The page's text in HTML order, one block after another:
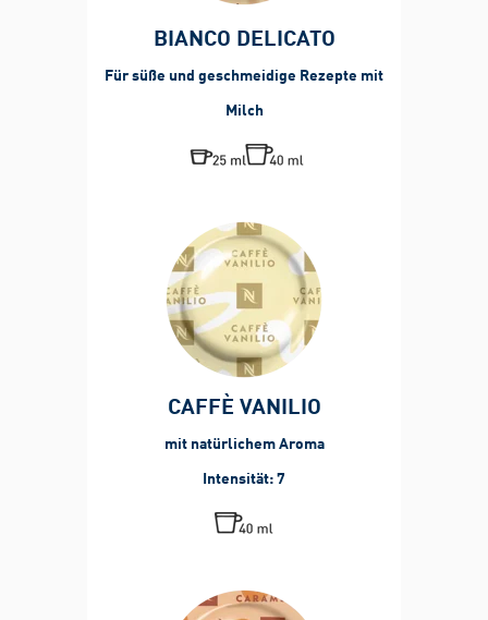
BIANCO DELICATO
Für süße und geschmeidige Rezepte mit
Milch
CAFFÈ VANILIO
mit natürlichem Aroma
Intensität: 7